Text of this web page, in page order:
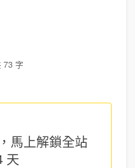
73 字
馬上解鎖全站
天